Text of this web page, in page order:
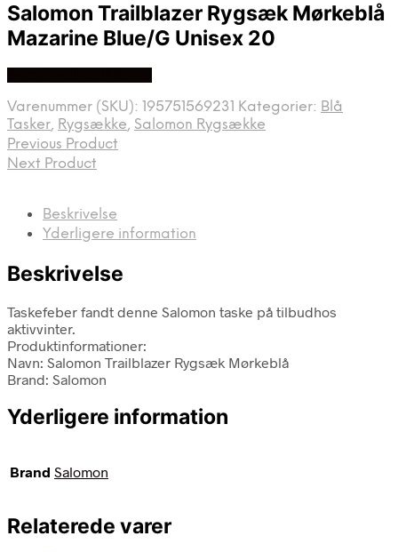
Salomon Trailblazer Rygsæk Mørkeblå
Mazarine Blue/G Unisex 20
Varenummer (SKU): 195751569231 Kategorier: Blå
Tasker, Rygsække, Salomon Rygsække
Previous Product
Next Product
Beskrivelse
Yderligere information
Beskrivelse
Taskefeber fandt denne Salomon taske på tilbudhos
aktivvinter.
Produktinformationer:
Navn: Salomon Trailblazer Rygsæk Mørkeblå
Brand: Salomon
Yderligere information
Brand Salomon
Relaterede varer